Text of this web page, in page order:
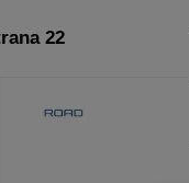
22